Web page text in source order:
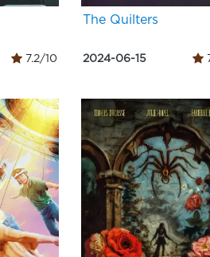
7.2/10
The Quilters
2024-06-15